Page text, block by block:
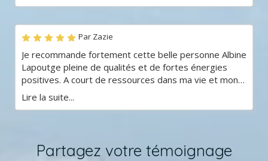
Par Zazie
Je recommande fortement cette belle personne Albine
Lapoutge pleine de qualités et de fortes énergies
positives. A court de ressources dans ma vie et mon
projet professionnel, j'ai repris confiance en quelques
séances. Merci et à bientôt.
Lire la suite...
Partagez votre témoignage